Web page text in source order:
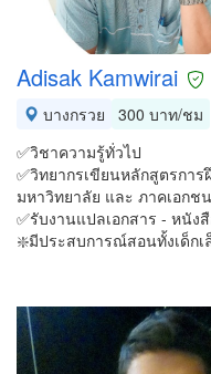
Adisak Kamwirai
บางกรวย
300 บาท/ชม
✅วิชาความรู้ทั่วไป
✅วิทยากรเขียนหลักสูตรกา
มหาวิทยาลัย และ ภาคเอกชน
✅รับงานแปลเอกสาร - หนัง
❇️มีประสบการณ์สอนทั้งเด็ก